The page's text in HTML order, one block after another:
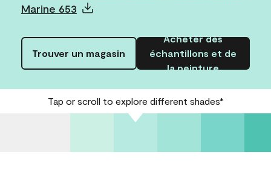
Marine 653
Trouver un magasin
Acheter des
échantillons et de
la peinture
Tap or scroll to explore different shades*